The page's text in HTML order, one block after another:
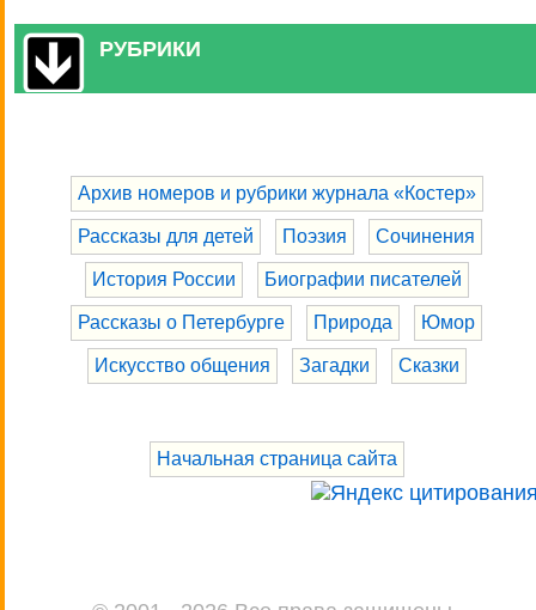
РУБРИКИ
Архив номеров и рубрики журнала «Костер»
Рассказы для детей Поэзия Сочинения
История России Биографии писателей
Рассказы о Петербурге Природа Юмор
Искусство общения Загадки Сказки
Начальная страница сайта